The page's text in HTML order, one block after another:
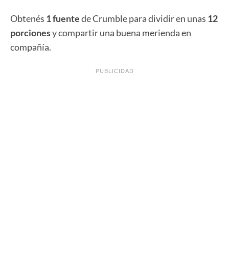
Obtenés 1 fuentede Crumble para dividir en unas 12
porcionesy compartir una buena merienda en
compañía.
PUBLICIDAD